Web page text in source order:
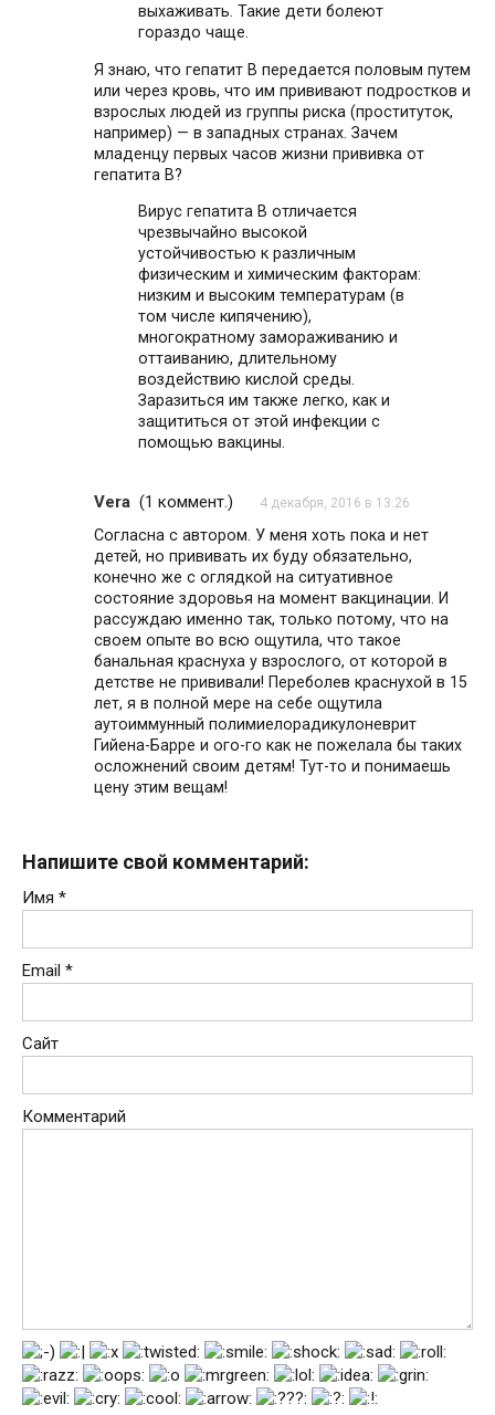
выхаживать. Такие дети болеют
гораздо чаще.
Я знаю, что гепатит В передается половым путем
или через кровь, что им прививают подростков и
взрослых людей из группы риска (проституток,
например) — в западных странах. Зачем
младенцу первых часов жизни прививка от
гепатита В?
Вирус гепатита B отличается
чрезвычайно высокой
устойчивостью к различным
физическим и химическим факторам:
низким и высоким температурам (в
том числе кипячению),
многократному замораживанию и
оттаиванию, длительному
воздействию кислой среды.
Заразиться им также легко, как и
защититься от этой инфекции с
помощью вакцины.
Vera (1 коммент.) 4 декабря, 2016 в 13:26
Согласна с автором. У меня хоть пока и нет
детей, но прививать их буду обязательно,
конечно же с оглядкой на ситуативное
состояние здоровья на момент вакцинации. И
рассуждаю именно так, только потому, что на
своем опыте во всю ощутила, что такое
банальная краснуха у взрослого, от которой в
детстве не прививали! Переболев краснухой в 15
лет, я в полной мере на себе ощутила
аутоиммунный полимиелорадикулоневрит
Гийена-Барре и ого-го как не пожелала бы таких
осложнений своим детям! Тут-то и понимаешь
цену этим вещам!
Напишите свой комментарий:
Имя *
Email *
Сайт
Комментарий